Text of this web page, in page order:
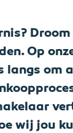
Op
om
wij jou